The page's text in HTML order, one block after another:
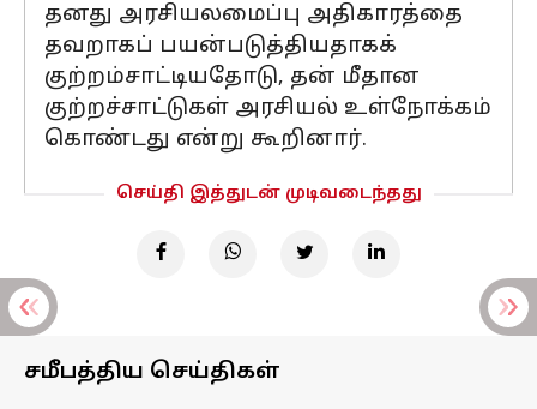
தனது அரசியலமைப்பு அதிகாரத்தை
தவறாகப் பயன்படுத்தியதாகக்
குற்றம்சாட்டியதோடு, தன் மீதான
குற்றச்சாட்டுகள் அரசியல் உள்நோக்கம்
கொண்டது என்று கூறினார்.
செய்தி இத்துடன் முடிவடைந்தது
சமீபத்திய செய்திகள்